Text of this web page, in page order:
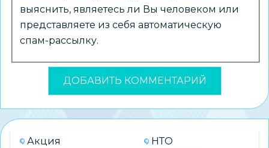
выяснить, являетесь ли Вы человеком или
представляете из себя автоматическую
спам-рассылку.
Акция
НТО